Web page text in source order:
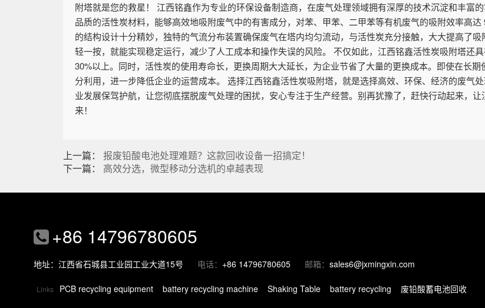
附塔就是您的救星！ 江西铭鑫作为专业的环保设备制造商，在废气处理领域拥有深厚的技术沉淀和丰富
品质的活性炭材料，能够高效地吸附废气中的有害成分，对苯、甲苯、二甲苯等有机废气的吸附效率高
的结构设计十分精妙，独特的气流分布装置确保废气在塔内均匀流动，与活性炭充分接触，大大提高了
轻一按，就能实现稳定运行，减少了人工成本和操作失误的风险。 不仅如此，江西铭鑫活性炭吸附塔还
30%以上。同时，活性炭的使用寿命长，更换周期大大延长，为企业节省了大量的更换成本。即使在长
分利用，进一步降低企业的运营成本。 选择江西铭鑫活性炭吸附塔，就是选择高效、环保、经济的废气
业发展保驾护航，让您彻底摆脱废气处理的困扰，安心专注于生产经营。别再犹豫了，赶快行动起来，
来！
上一篇： 报废铅酸电池处理难题？这款回收设备一招搞定！
下一篇： 高效分选，微型移动分选机的卓越表现
+86 14796780605
地址：江西省石城县工业园工业大道15号 电话： +86 14796780605 邮箱： sales6@jxmingxin.com
Links PCB recycling equipment battery recycling machine Shaking Table battery recycling 废铅酸蓄电池回收